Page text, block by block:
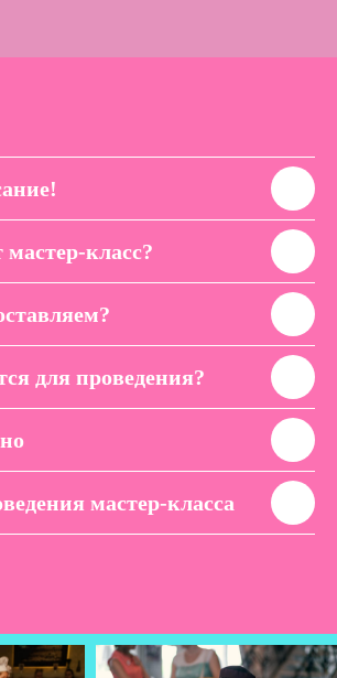
класс?
для проведения?
мастер-класса